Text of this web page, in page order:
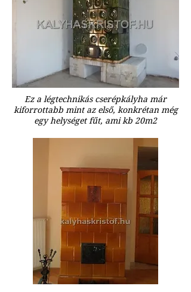
Ez a légtechnikás cserépkályha már
kiforrottabb mint az első, konkrétan még
egy helységet fűt, ami kb 20m2